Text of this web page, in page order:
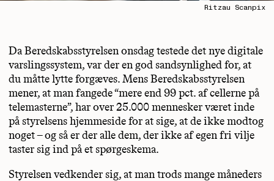
Ritzau Scanpix
Da Beredskabsstyrelsen onsdag testede det nye digitale
varslingssystem, var der en god sandsynlighed for, at
du måtte lytte forgæves. Mens Beredskabsstyrelsen
mener, at man fangede “mere end 99 pct. af cellerne på
telemasterne”, har over 25.000 mennesker været inde
på styrelsens hjemmeside for at sige, at de ikke modtog
noget – og så er der alle dem, der ikke af egen fri vilje
taster sig ind på et spørgeskema.
Styrelsen vedkender sig, at man trods mange måneders